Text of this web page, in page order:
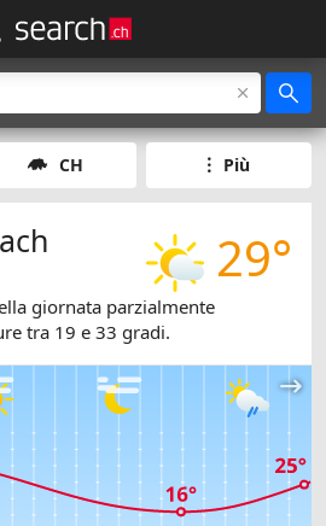
CH Più
29°
giornata parzialmente
tra 19 e 33 gradi.